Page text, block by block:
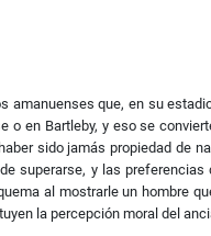
amanuenses que, en su
o en Bartleby, y eso se
sido jamás propiedad de
superarse, y las preferencias
al mostrarle un hombre
la percepción moral del